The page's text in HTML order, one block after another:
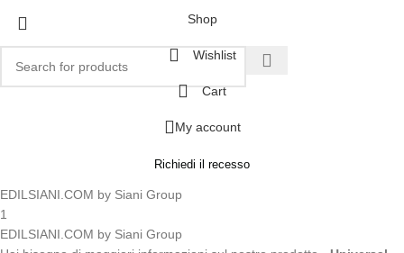
Shop
Wishlist
Cart
My account
Richiedi il recesso
EDILSIANI.COM by Siani Group
1
EDILSIANI.COM by Siani Group